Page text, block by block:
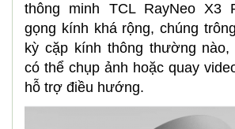
thông minh TCL RayNeo X3
gọng kính khá rộng, chúng
kỳ cặp kính thông thường nào,
có thể chụp ảnh hoặc quay
hỗ trợ điều hướng.